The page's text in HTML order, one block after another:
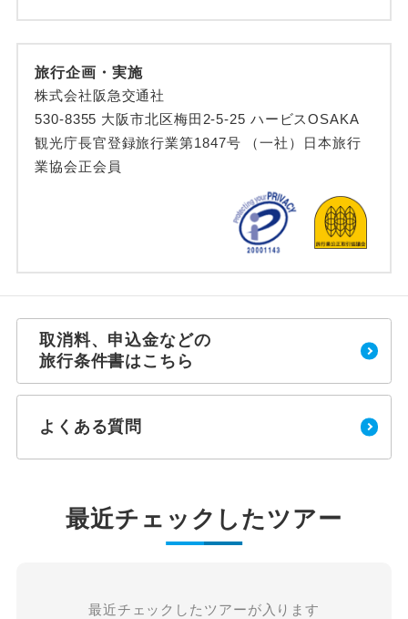
旅行企画・実施
株式会社阪急交通社
530-8355 大阪市北区梅田2-5-25 ハービスOSAKA
観光庁長官登録旅行業第1847号 （一社）日本旅行
業協会正会員
取消料、申込金などの
旅行条件書はこちら
よくある質問
最近チェックしたツアー
最近チェックしたツアーが入ります